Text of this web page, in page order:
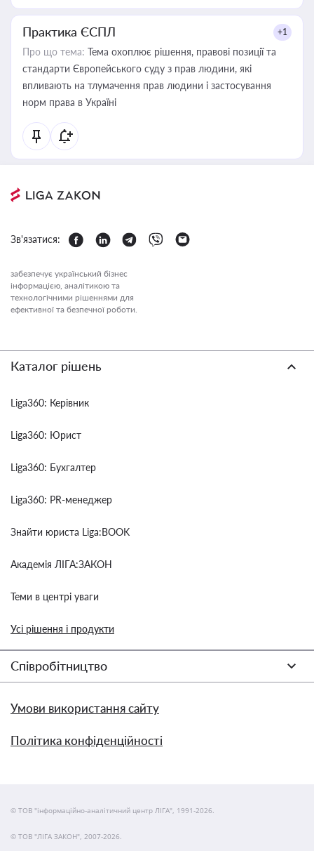
Практика ЄСПЛ +1
Про що тема: Тема охоплює рішення, правові позиції та
стандарти Європейського суду з прав людини, які
впливають на тлумачення прав людини і застосування
норм права в Україні
Зв'язатися:
забезпечує український бізнес
інформацією, аналітикою та
технологічними рішеннями для
ефективної та безпечної роботи.
Каталог рішень
Liga360: Керівник
Liga360: Юрист
Liga360: Бухгалтер
Liga360: PR-менеджер
Знайти юриста Liga:BOOK
Академія ЛІГА:ЗАКОН
Теми в центрі уваги
Усі рішення і продукти
Співробітництво
Умови використання сайту
Політика конфіденційності
© ТОВ "інформаційно-аналітичний центр ЛІГА", 1991-2026.
© ТОВ "ЛІГА ЗАКОН", 2007-2026.